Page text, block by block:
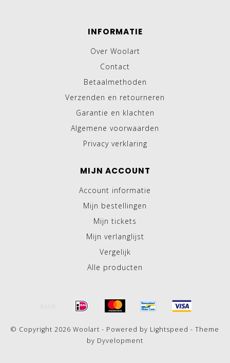
INFORMATIE
Over Woolart
Contact
Betaalmethoden
Verzenden en retourneren
Garantie en klachten
Algemene voorwaarden
Privacy verklaring
MIJN ACCOUNT
Account informatie
Mijn bestellingen
Mijn tickets
Mijn verlanglijst
Vergelijk
Alle producten
© Copyright 2026 Woolart - Powered by Lightspeed - Theme
by Dyvelopment